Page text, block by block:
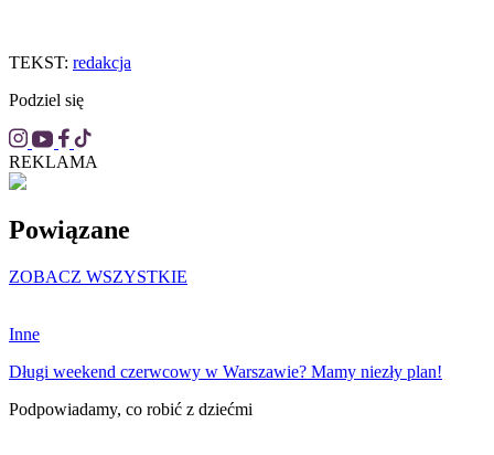
TEKST: redakcja
Podziel się
REKLAMA
Powiązane
ZOBACZ WSZYSTKIE
Inne
Długi weekend czerwcowy w Warszawie? Mamy niezły plan!
Podpowiadamy, co robić z dziećmi